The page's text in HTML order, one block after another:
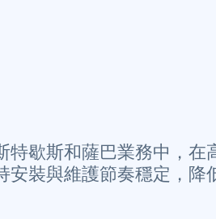
特歇斯和薩巴業務中，在
安裝與維護節奏穩定，降